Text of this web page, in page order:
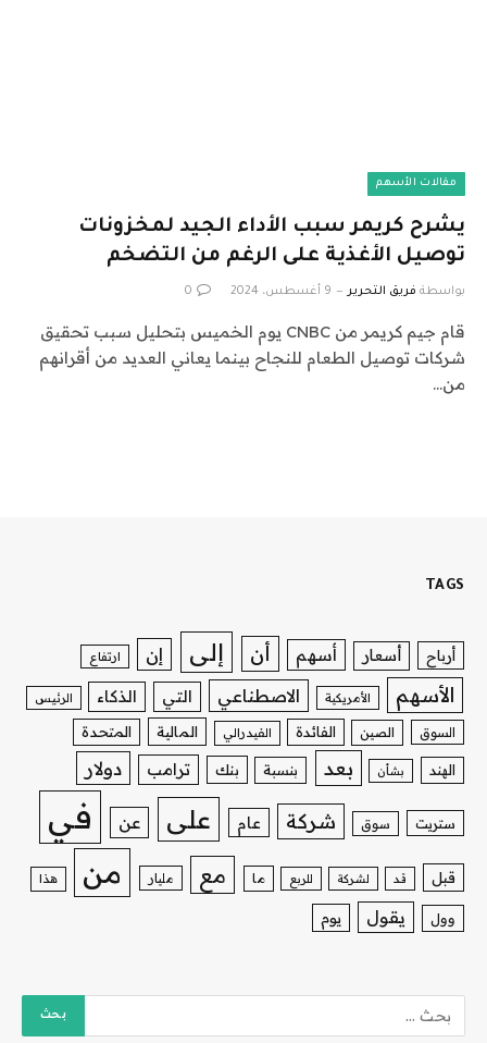
مقالات الأسهم
يشرح كريمر سبب الأداء الجيد لمخزونات
توصيل الأغذية على الرغم من التضخم
بواسطة فريق التحرير 9 أغسطس، 2024 0
قام جيم كريمر من CNBC يوم الخميس بتحليل سبب تحقيق
شركات توصيل الطعام للنجاح بينما يعاني العديد من أقرانهم
من…
TAGS
أرباح أسعار أسهم أن إلى إن ارتفاع
الأسهم الأمريكية الاصطناعي التي الذكاء الرئيس
السوق الصين الفائدة الفيدرالي المالية المتحدة
الهند بشأن بعد بنسبة بنك ترامب دولار
ستريت سوق شركة عام على عن في
قبل قد لشركة للربع ما مع مليار من هذا
وول يقول يوم